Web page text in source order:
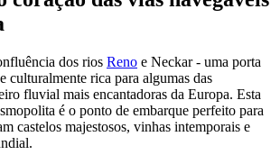
dos rios Reno e Neckar - uma porta
culturalmente rica para algumas das
fluvial mais encantadoras da Europa. Esta
é o ponto de embarque perfeito para
castelos majestosos, vinhas intemporais e